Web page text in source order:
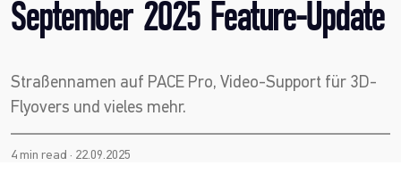
September 2025 Feature-Update
Straßennamen auf PACE Pro, Video-Support für 3D-
Flyovers und vieles mehr.
4 min read · 22.09.2025